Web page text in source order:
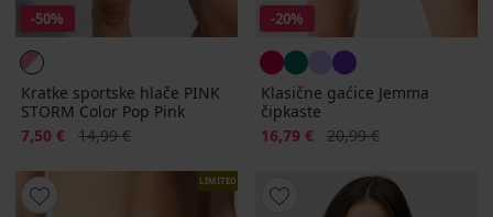
-50%
Kratke sportske hlače PINK
STORM Color Pop Pink
Popust
7,50 € Prvobitna cijena
14,99 €
-20%
Klasične gaćice Jemma
čipkaste
Popust
16,79 € Prvobitna cijena
20,99 €
LIMITED